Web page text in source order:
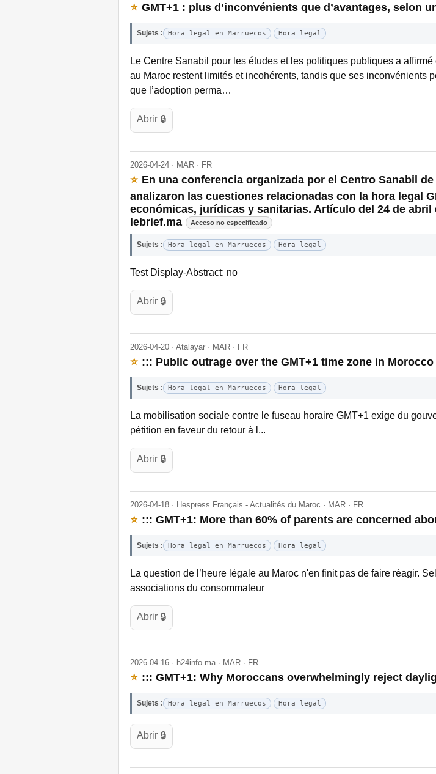
⭐ GMT+1 : plus d’inconvénients que d’avantages, selon
Sujets : Hora legal en Marruecos Hora legal
Le Centre Sanabil pour les études et les politiques publiques a
au Maroc restent limités et incohérents, tandis que ses inconvénients
que l’adoption perma…
Abrir 🔒
2026-04-24 · MAR · FR
⭐ En una conferencia organizada por el Centro Sanabil
analizaron las cuestiones relacionadas con la hora legal
económicas, jurídicas y sanitarias. Artículo del 24 de
lebrief.ma
Acceso no especificado
Sujets : Hora legal en Marruecos Hora legal
Test Display-Abstract: no
Abrir 🔒
2026-04-20 · Atalayar · MAR · FR
⭐ ::: Public outrage over the GMT+1 time zone in Morocco
Sujets : Hora legal en Marruecos Hora legal
La mobilisation sociale contre le fuseau horaire GMT+1 exige du
pétition en faveur du retour à l...
Abrir 🔒
2026-04-18 · Hespress Français - Actualités du Maroc · MAR · FR
⭐ ::: GMT+1: More than 60% of parents are concerned
Sujets : Hora legal en Marruecos Hora legal
La question de l’heure légale au Maroc n'en finit pas de faire réagir.
associations du consommateur
Abrir 🔒
2026-04-16 · h24info.ma · MAR · FR
⭐ ::: GMT+1: Why Moroccans overwhelmingly reject
Sujets : Hora legal en Marruecos Hora legal
Abrir 🔒